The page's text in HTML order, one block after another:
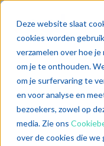
Deze website slaat
cookies worden
verzamelen over hoe
om je te onthouden.
om je surfervaring te
en voor analyse en
bezoekers, zowel op
media. Zie ons
over de cookies die we